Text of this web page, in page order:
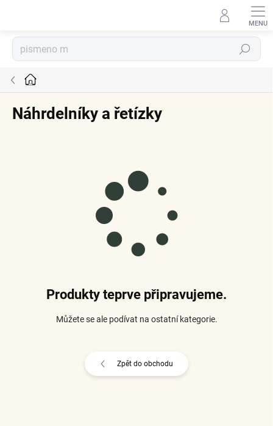
Hledat
Domů
Náhrdelníky a řetízky
Produkty teprve připravujeme.
Můžete se ale podívat na ostatní kategorie.
Zpět do obchodu